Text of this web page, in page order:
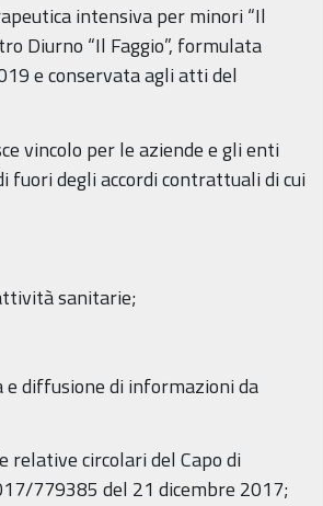
intensiva per minori “Il
Diurno “Il Faggio”, formulata
e conservata agli atti del
vincolo per le aziende e gli enti
fuori degli accordi contrattuali di cui
sanitarie;
diffusione di informazioni da
relative circolari del Capo di
779385 del 21 dicembre 2017;